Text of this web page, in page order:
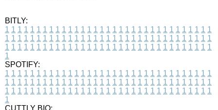
BITLY:
1 1 1 1 1 1 1 1 1 1 1 1 1 1 1 1 1 1 1 1 1 1 1 1 1 1 1 1 1 1 1 1 1
1 1 1 1 1 1 1 1 1 1 1 1 1 1 1 1 1 1 1 1 1 1 1 1 1 1 1 1 1 1 1 1 1
1 1 1 1 1 1 1 1 1 1 1 1 1 1 1 1 1 1 1 1 1 1 1 1 1 1 1 1 1 1 1 1 1
1
SPOTIFY:
1 1 1 1 1 1 1 1 1 1 1 1 1 1 1 1 1 1 1 1 1 1 1 1 1 1 1 1 1 1 1 1 1
1 1 1 1 1 1 1 1 1 1 1 1 1 1 1 1 1 1 1 1 1 1 1 1 1 1 1 1 1 1 1 1 1
1 1 1 1 1 1 1 1 1 1 1 1 1 1 1 1 1 1 1 1 1 1 1 1 1 1 1 1 1 1 1 1 1
1
CUTTLY BIO: